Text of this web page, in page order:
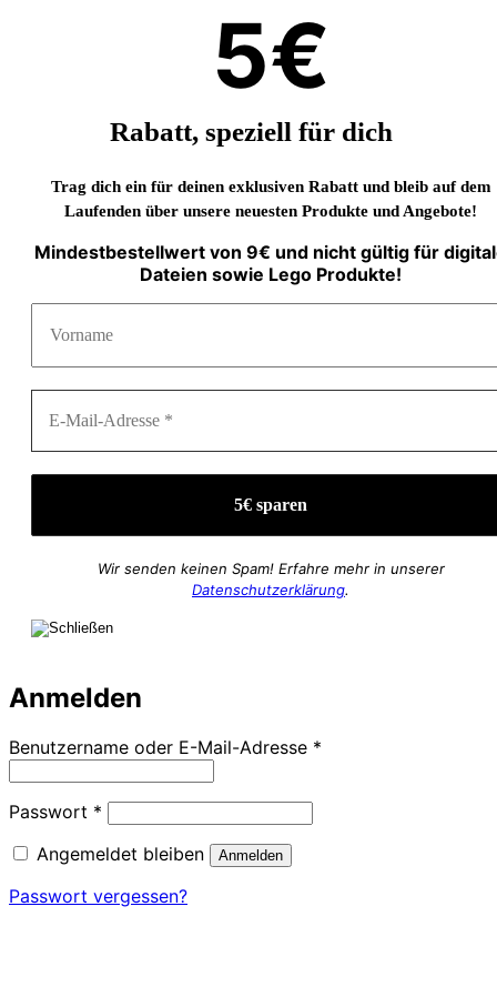
5€
Rabatt, speziell für dich
Trag dich ein für deinen exklusiven Rabatt und bleib auf dem
Laufenden über unsere neuesten Produkte und Angebote!
Mindestbestellwert von 9€ und nicht gültig für
Dateien sowie Lego Produkte!
Wir senden keinen Spam! Erfahre mehr in unserer
Datenschutzerklärung.
Anmelden
Benutzername oder E-Mail-Adresse *
Passwort * Erforderlich
Angemeldet bleiben
Anmelden
Passwort vergessen?